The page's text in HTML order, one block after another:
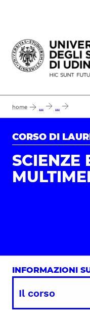
Passa al
home ... ...
CORSO DI
SCIENZE
INFORMAZIONI